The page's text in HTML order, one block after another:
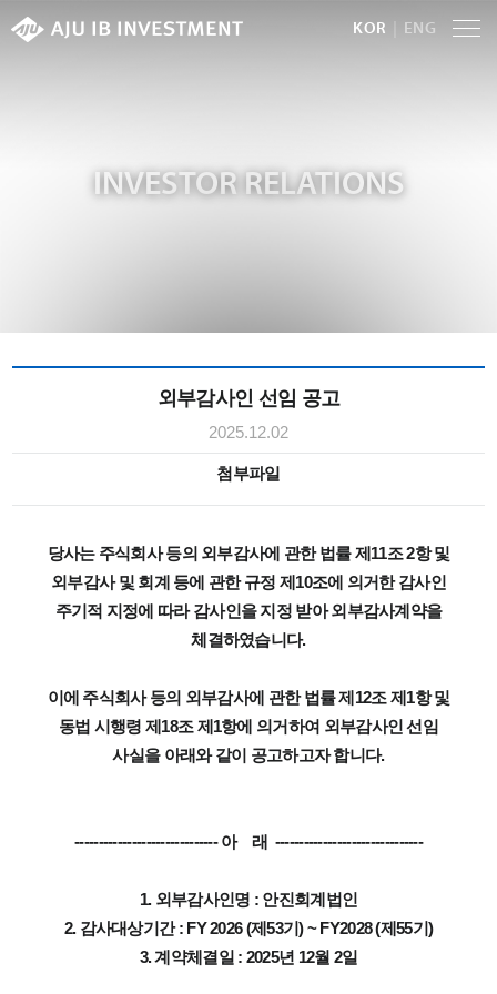
KOR ENG
INVESTOR RELATIONS
외부감사인 선임 공고
2025.12.02
첨부파일
당사는 주식회사 등의 외부감사에 관한 법률 제11조 2항 및
외부감사 및 회계 등에 관한 규정 제10조에 의거한 감사인
주기적 지정에 따라 감사인을 지정 받아 외부감사계약을
체결하였습니다.
이에 주식회사 등의 외부감사에 관한 법률 제12조 제1항 및
동법 시행령 제18조 제1항에 의거하여 외부감사인 선임
사실을 아래와 같이 공고하고자 합니다.
------------------------------ 아 래 -------------------------------
1. 외부감사인명 : 안진회계법인
2. 감사대상기간 : FY 2026 (제53기) ~ FY2028 (제55기)
3. 계약체결일 : 2025년 12월 2일